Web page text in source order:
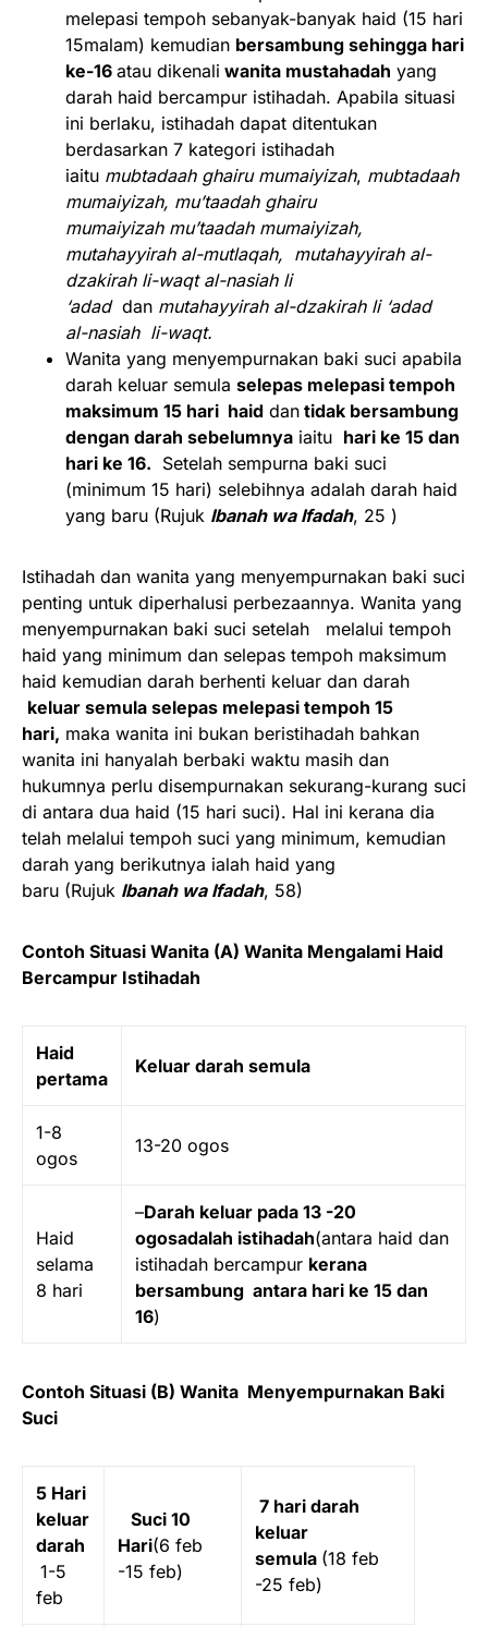
melepasi tempoh sebanyak-banyak haid (15 hari
15malam) kemudian bersambung sehingga hari
ke-16 atau dikenali wanita mustahadah yang
darah haid bercampur istihadah. Apabila situasi
ini berlaku, istihadah dapat ditentukan
berdasarkan 7 kategori istihadah
iaitu mubtadaah ghairu mumaiyizah, mubtadaah
mumaiyizah, mu’taadah ghairu
mumaiyizah mu’taadah mumaiyizah,
mutahayyirah al-mutlaqah, mutahayyirah al-
dzakirah li-waqt al-nasiah li
‘adad dan mutahayyirah al-dzakirah li ‘adad
al-nasiah li-waqt.
Wanita yang menyempurnakan baki suci apabila
darah keluar semula selepas melepasi tempoh
maksimum 15 hari haid dan tidak bersambung
dengan darah sebelumnya iaitu hari ke 15 dan
hari ke 16. Setelah sempurna baki suci
(minimum 15 hari) selebihnya adalah darah haid
yang baru (Rujuk Ibanah wa Ifadah, 25 )
Istihadah dan wanita yang menyempurnakan baki suci
penting untuk diperhalusi perbezaannya. Wanita yang
menyempurnakan baki suci setelah melalui tempoh
haid yang minimum dan selepas tempoh maksimum
haid kemudian darah berhenti keluar dan darah
keluar semula selepas melepasi tempoh 15
hari, maka wanita ini bukan beristihadah bahkan
wanita ini hanyalah berbaki waktu masih dan
hukumnya perlu disempurnakan sekurang-kurang suci
di antara dua haid (15 hari suci). Hal ini kerana dia
telah melalui tempoh suci yang minimum, kemudian
darah yang berikutnya ialah haid yang
baru (Rujuk Ibanah wa Ifadah, 58)
Contoh Situasi Wanita (A) Wanita Mengalami Haid
Bercampur Istihadah
Haid
pertama
Keluar darah semula
1-8
ogos
13-20 ogos
Haid
selama
8 hari
–Darah keluar pada 13 -20
ogosadalah istihadah(antara haid dan
istihadah bercampur kerana
bersambung antara hari ke 15 dan
16)
Contoh Situasi (B) Wanita Menyempurnakan Baki
Suci
5 Hari
keluar
darah
1-5
feb
Suci 10
Hari(6 feb
-15 feb)
7 hari darah
keluar
semula (18 feb
-25 feb)